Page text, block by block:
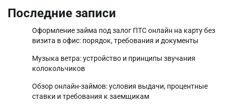
Последние записи
Оформление займа под залог ПТС онлайн на карту без
визита в офис: порядок, требования и документы
Музыка ветра: устройство и принципы звучания
колокольчиков
Обзор онлайн-займов: условия выдачи, процентные
ставки и требования к заемщикам